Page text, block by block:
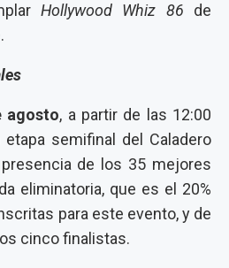
Hollywood Whiz 86 de
agosto, a partir de las 12:00
etapa semifinal del Caladero
de los 35 mejores
eliminatoria, que es el 20%
para este evento, y de
cinco finalistas.